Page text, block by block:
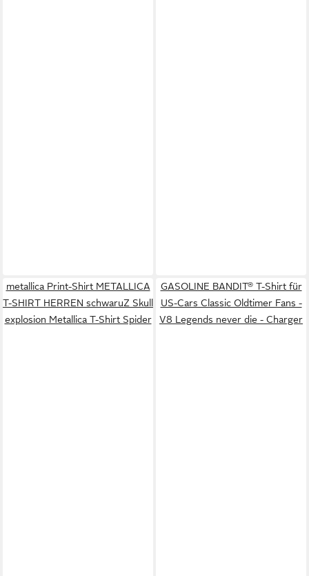
metallica Print-Shirt METALLICA
T-SHIRT HERREN schwaruZ Skull
explosion Metallica T-Shirt Spider
GASOLINE BANDIT® T-Shirt für
US-Cars Classic Oldtimer Fans -
V8 Legends never die - Charger